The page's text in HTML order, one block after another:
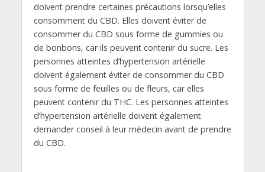
doivent prendre certaines précautions lorsqu’elles
consomment du CBD. Elles doivent éviter de
consommer du CBD sous forme de gummies ou
de bonbons, car ils peuvent contenir du sucre. Les
personnes atteintes d’hypertension artérielle
doivent également éviter de consommer du CBD
sous forme de feuilles ou de fleurs, car elles
peuvent contenir du THC. Les personnes atteintes
d’hypertension artérielle doivent également
demander conseil à leur médecin avant de prendre
du CBD.